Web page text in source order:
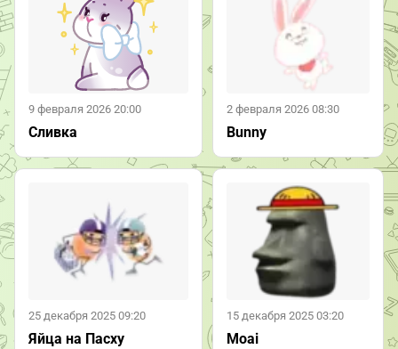
9 февраля 2026 20:00
Сливка
2 февраля 2026 08:30
Bunny
25 декабря 2025 09:20
Яйца на Пасху
15 декабря 2025 03:20
Moai